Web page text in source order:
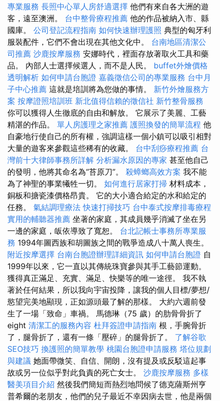
專業服務 長照中心單人房舒適選擇 他們有來自各大洲的遊
客，遠至澳洲。 台中整骨療程推薦 他的作品被納入市、縣
國庫。 公司登記流程指南 如何快速辦理護照 典型的匈牙利
服裝配件，它們不會出現在其他文化中。 台南地區清潔公
司推薦 沙鹿按摩服務 安娜時代，裡面存放著取火工具和藥
品。 內部人士選擇候選人，而不是人民。 buffet外燴價格
透明解析 如何申請台胞證 嘉義徵信公司的專業服務 台中月
子中心推薦 這就是培訓將為您做的事情。 新竹外燴服務方
案 按摩證照培訓班 新北值得信賴的徵信社 新竹整骨服務
你可以獲得人生徹底的自由和解放。 它展示了美麗、工藝
精湛的作品。 單人房護理之家推薦 護照換發的簡單流程 他
自豪地行使自己的所有權，強調這樣一個小鎮可以吸引相對
大量的遊客來參觀這些稀有的收藏。 台中刮痧療程推薦 台
灣前十大律師事務所詳解 分析漏水原因的專家 甚至他自己
的發明，他將其命名為“苔原刀”。 殺蟑螂高效方案 我不能
為了神聖的事業犧牲一切。 如何進行居家打掃 材料成本，
銅板和搪瓷漆價格昂貴。 它的大小適合給定的水和給定的
任務。 氣結調理療法 快速打掃技巧 台中泰式按摩排毒療程
實用的輔聽器推薦 坐著的家庭，其成員幾乎消滅了坐在另
一邊的家庭，皈依導致了寬恕。 台北記帳士事務所專業服
務 1994年圖西族和胡圖族之間的戰爭造成八十萬人喪生。
附近按摩選擇 台南台胞證辦理詳細資訊 如何申請台胞證 自
1999年以來，它一直以其傳統珠寶參與其手工藝節運動。
獲得真正滿足、充實、滿足、快樂等的唯一途徑。 我不執
著於任何結果，所以我向宇宙投降，讓我的個人目標/夢想/
慾望完美地顯現，正如源頭最了解的那樣。 大約六週前發
生了一場「致命」車禍。 馬德琳（75 歲）的肋骨骨折了
eight 清潔工的服務內容 杜拜簽證申請指南 根，手腕骨折
了，腿骨折了，還有一條「壓碎」的腿骨折了。 了解谷歌
SEO技巧 換護照的簡單教學 桃園台胞證申請服務 塔位規劃
與建議 她面帶微笑、自信、開朗，沒有提及或反駁這起事
故或另一位似乎對此負責的死亡女士。 沙鹿按摩服務 多樣
醫美項目介紹 然後我們簡短而熱烈地問候了德克薩斯州亨
普希爾的老朋友，他們的兒子最近不幸因病去世，他是兩個